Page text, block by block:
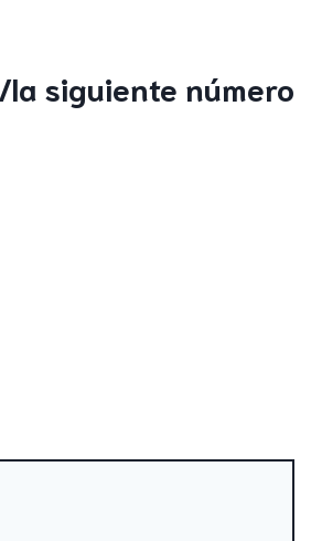
la siguiente número